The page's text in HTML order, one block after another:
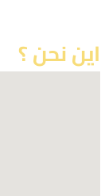
اين نحن ؟